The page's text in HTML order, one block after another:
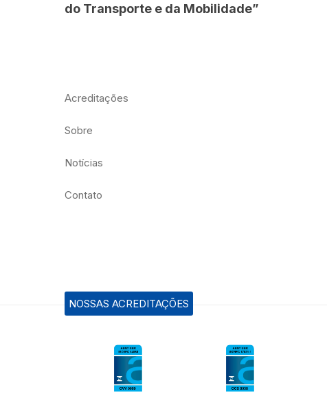
do Transporte e da Mobilidade”
Acreditações
Sobre
Notícias
Contato
NOSSAS ACREDITAÇÕES